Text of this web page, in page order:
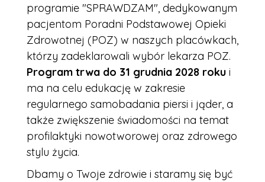
programie "SPRAWDZAM", dedykowanym
pacjentom Poradni Podstawowej Opieki
Zdrowotnej (POZ) w naszych placówkach,
którzy zadeklarowali wybór lekarza POZ.
Program trwa do 31 grudnia 2028 roku i
ma na celu edukację w zakresie
regularnego samobadania piersi i jąder, a
także zwiększenie świadomości na temat
profilaktyki nowotworowej oraz zdrowego
stylu życia.
Dbamy o Twoje zdrowie i staramy się być